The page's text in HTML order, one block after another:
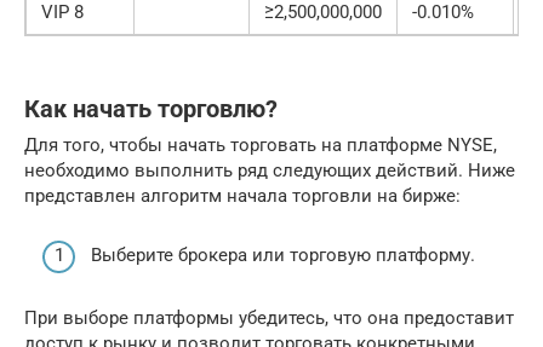
VIP 8
≥2,500,000,000 -0.010%
Как начать торговлю?
Для того, чтобы начать торговать на платформе NYSE,
необходимо выполнить ряд следующих действий. Ниже
представлен алгоритм начала торговли на бирже:
Выберите брокера или торговую платформу.
При выборе платформы убедитесь, что она предоставит